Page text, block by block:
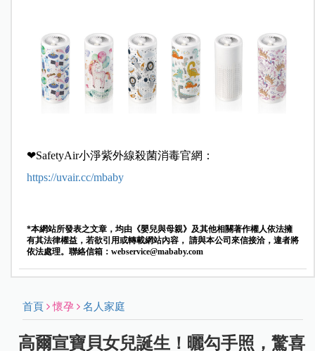
❤SafetyAir小淨紫外線殺菌消毒官網：
https://uvair.cc/mbaby
*本網站所發表之文章，均由《嬰兒與母親》及其他相關著作權人依法擁
有其法律權益，若欲引用或轉載網站內容， 請與本公司來信接洽，違者將
依法處理。聯絡信箱： webservice@mababy.com
首頁 懷孕 名人家庭
高爾宣寶貝女兒誕生！曬勾手照，驚喜